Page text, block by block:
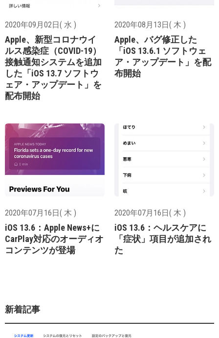
2020年09月02日( 水 )
Apple、新型コロナウイ
ルス感染症（COVID-19）
接触通知システムを追加
した「iOS 13.7 ソフトウ
ェア・アップデート」を
配布開始
2020年08月13日( 木 )
Apple、バグ修正した
「iOS 13.6.1 ソフトウェ
ア・アップデート」を配
布開始
2020年07月16日( 木 )
iOS 13.6：Apple News+に
CarPlay対応のオーディオ
コンテンツが登場
2020年07月16日( 木 )
iOS 13.6：ヘルスケアに
「症状」項目が追加され
た
新着記事